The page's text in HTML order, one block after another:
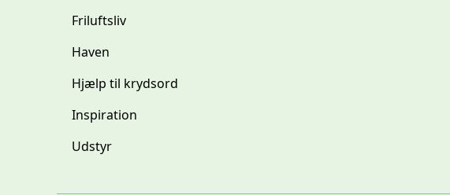
Friluftsliv
Haven
Hjælp til krydsord
Inspiration
Udstyr